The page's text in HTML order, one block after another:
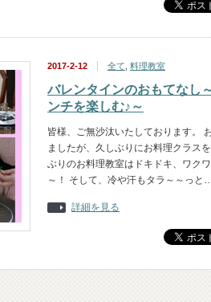
2017-2-12 全て 料理教室
バレンタインのおもてなし
ンチを楽しむ♪～
皆様、ご無沙汰いたしております。
ましたが、久しぶりにお料理クラス
ぶりのお料理教室はドキドキ、ワク
～！ そして、冷や汗もタラ～～っ
詳細を見る